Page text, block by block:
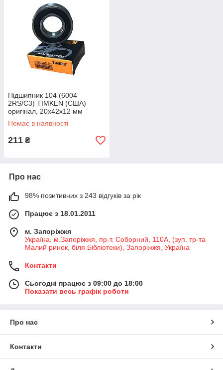
Підшипник 104 (6004
2RS/C3) TIMKEN (США)
оригінал, 20x42x12 мм
Немає в наявності
211 ₴
Про нас
98% позитивних з 243 відгуків за рік
Працює з 18.01.2011
м. Запоріжжя
Україна, м.Запоріжжя, пр-т. Соборний, 110А, (зуп. тр-та
Малий ринок, біля Бібліотеки), Запоріжжя, Україна
Контакти
Сьогодні працює з 09:00 до 18:00
Показати весь графік роботи
Про нас
Контакти